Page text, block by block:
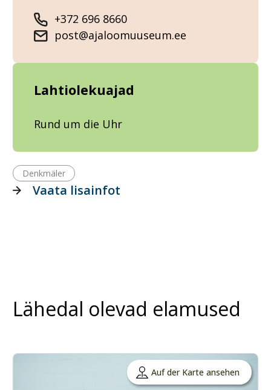
+372 696 8660
post@ajaloomuuseum.ee
Lahtiolekuajad
Rund um die Uhr
Denkmäler
Vaata lisainfot
Lähedal olevad elamused
Auf der Karte ansehen